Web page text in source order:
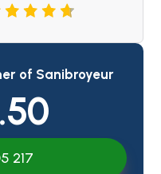
of Sanibroyeur
217